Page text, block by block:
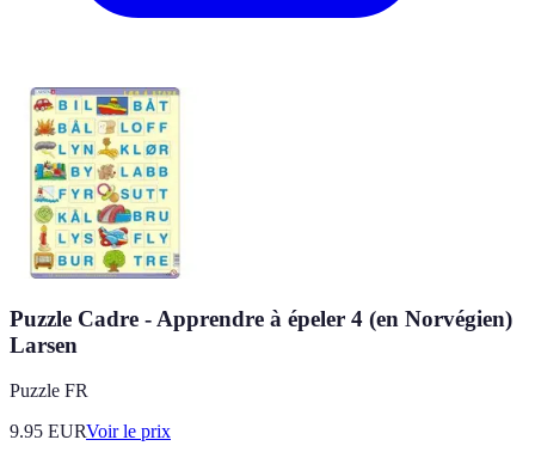
Puzzle Cadre - Apprendre à épeler 4 (en Norvégien)
Larsen
Puzzle FR
9.95 EURVoir le prix